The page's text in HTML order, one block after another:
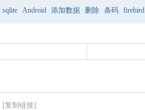
sqlite Android 添加数据 删除 条码 firebird
[复制链接]